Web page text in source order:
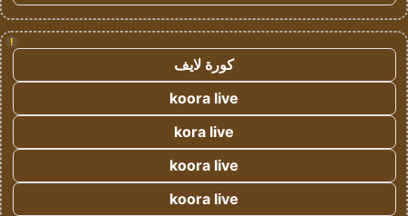
!
كورة لايف
koora live
kora live
koora live
koora live